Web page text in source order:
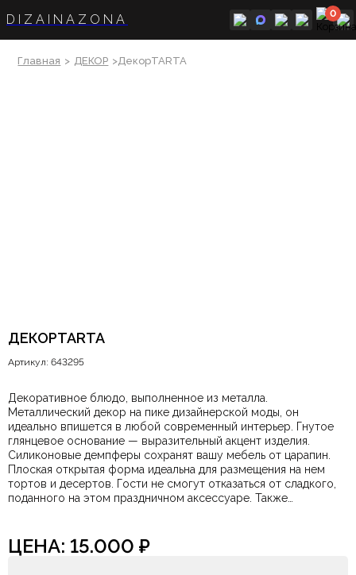
DIZAINAZONA 0
Главная > ДЕКОР >ДекорTARTA
ДЕКОРTARTA
Артикул: 643295
Декоративное блюдо, выполненное из металла.
Металлический декор на пике дизайнерской моды, он
идеально впишется в любой современный интерьер. Гнутое
глянцевое основание — выразительный акцент изделия.
Силиконовые демпферы сохранят вашу мебель от царапин.
Плоская открытая форма идеальна для размещения на нем
тортов и десертов. Гости не смогут отказаться от сладкого,
поданного на этом праздничном аксессуаре. Также
ЦЕНА: 15.000 ₽